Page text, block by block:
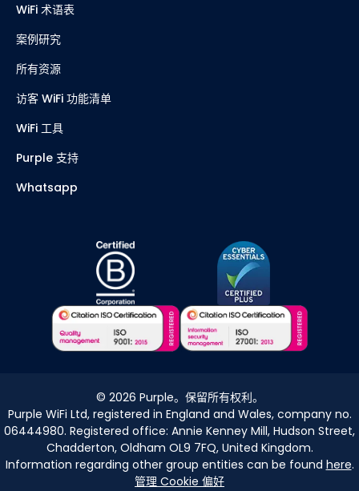
WiFi 术语表
案例研究
所有资源
访客 WiFi 功能清单
WiFi 工具
Purple 支持
Whatsapp
© 2026 Purple。保留所有权利。
Purple WiFi Ltd, registered in England and Wales, company no.
06444980. Registered office: Annie Kenney Mill, Hudson Street,
Chadderton, Oldham OL9 7FQ, United Kingdom.
Information regarding other group entities can be found here.
管理 Cookie 偏好